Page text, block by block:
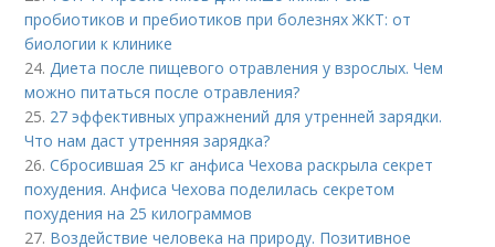
пробиотиков и пребиотиков при болезнях ЖКТ: от
биологии к клинике
24. Диета после пищевого отравления у взрослых. Чем
можно питаться после отравления?
25. 27 эффективных упражнений для утренней зарядки.
Что нам даст утренняя зарядка?
26.Сбросившая 25 кг анфиса Чехова раскрыла секрет
похудения. Анфиса Чехова поделилась секретом
похудения на 25 килограммов
27. Воздействие человека на природу. Позитивное